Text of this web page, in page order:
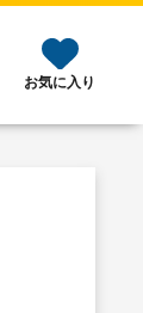
お気に入り